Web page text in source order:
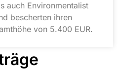
auch Environmentalist
bescherten ihren
von 5.400 EUR.